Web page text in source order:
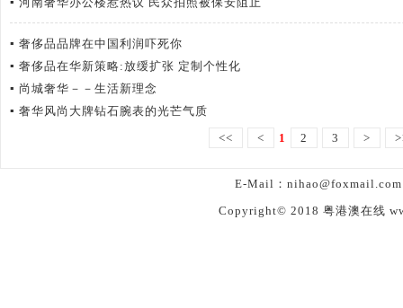
▪ 奢侈品品牌在中国利润吓死你
▪ 奢侈品在华新策略:放缓扩张 定制个性化
▪ 尚城奢华－－生活新理念
▪ 奢华风尚大牌钻石腕表的光芒气质
<<
< 1 2 3 >
E-Mail：
Copyright© 2018 粤港澳在线